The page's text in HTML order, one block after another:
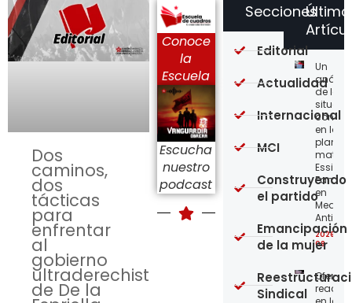
Dos
caminos,
dos
tácticas
para
enfrentar
al
gobierno
ultraderechista
de De la
Conoce
la
Escuela
Escucha
nuestro
podcast
Un
de la
en la
planta
matriz
Essity-
Familia
en
2026-
08
Secciones
Editorial
Actualidad
Internacional
MCI
Construyendo
el partido
Emancipación
de la mujer
Sindical